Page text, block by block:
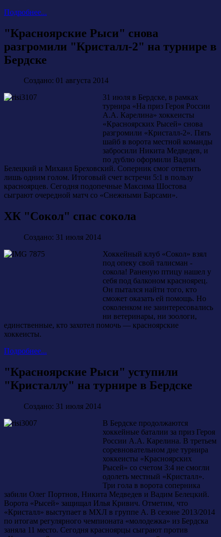
Подробнее...
"Красноярские Рыси" снова
разгромили "Кристалл-2" на турнире в
Бердске
Создано: 01 августа 2014
31 июля в Бердске, в рамках
турнира «На приз Героя России
А.А. Карелина» хоккеисты
«Красноярских Рысей» снова
разгромили «Кристалл-2». Пять
шайб в ворота местной команды
забросили Никита Медведев, и
по дублю оформили Вадим
Белецкий и Михаил Бреховский. Соперник смог ответить
лишь одним голом. Итоговый счет встречи 5:1 в пользу
красноярцев. Сегодня подопечные Максима Шостова
сыграют очередной матч со «Снежными Барсами».
ХК "Сокол" спас сокола
Создано: 31 июля 2014
Хоккейный клуб «Сокол» взял
под опеку свой талисман -
сокола! Раненую птицу нашел у
себя под балконом красноярец.
Он пытался найти того, кто
сможет оказать ей помощь. Но
соколенком не заинтересовались
ни ветеринары, ни зоологи,
единственные, кто захотел помочь — красноярские
хоккеисты.
Подробнее...
"Красноярские Рыси" уступили
"Кристаллу" на турнире в Бердске
Создано: 31 июля 2014
В Бердске продолжаются
хоккейные баталии за приз Героя
России А.А. Карелина. В третьем
соревновательном дне турнира
хоккеисты «Красноярских
Рысей» со счетом 3:4 не смогли
одолеть местный «Кристалл».
Три гола в ворота соперника
забили Олег Портнов, Никита Медведев и Вадим Белецкий.
Ворота «Рысей» защищал Илья Кривич. Отметим, что
«Кристалл» выступает в МХЛ в группе А. В сезоне 2013/2014
по итогам регулярного чемпионата «молодежка» из Бердска
заняла 11 место. Сегодня красноярцы сыграют против